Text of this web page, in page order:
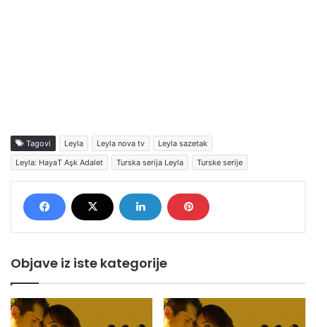
Tagovi Leyla Leyla nova tv
Leyla sazetak
Leyla: HayaT Aşk Adalet
Turska serija Leyla Turske serije
Objave iz iste kategorije